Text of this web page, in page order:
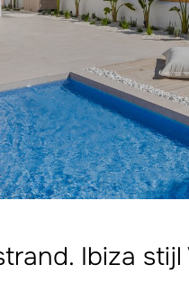
Ibiza stijl